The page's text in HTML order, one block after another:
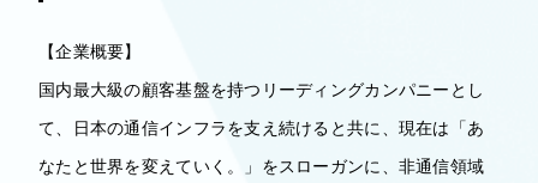
【企業概要】
国内最大級の顧客基盤を持つリーディングカンパニーとし
て、日本の通信インフラを支え続けると共に、現在は「あ
なたと世界を変えていく。」をスローガンに、非通信領域